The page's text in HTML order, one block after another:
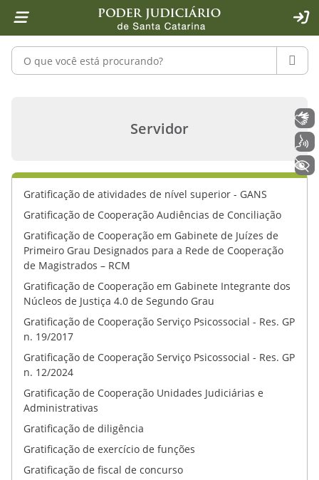
1 Ir para o conteúdo
2 Ir para a ferramenta de acessibilidade - Rybená
4 Ir para o menu principal
5 Ir para a pesquisa
6 Ir para o rodapé
7 Ir para a página inicial
Pesquisar no portal
Gratificação de representação -
Servidor
Gratificação de atividades de nível superior - GANS
Gratificação de Cooperação Audiências de Conciliação
Gratificação de Cooperação em Gabinete de Juízes de
Primeiro Grau Designados para a Rede de Cooperação
de Magistrados – RCM
Gratificação de Cooperação em Gabinete Integrante dos
Núcleos de Justiça 4.0 de Segundo Grau
Gratificação de Cooperação Serviço Psicossocial - Res. GP
n. 19/2017
Gratificação de Cooperação Serviço Psicossocial - Res. GP
n. 12/2024
Gratificação de Cooperação Unidades Judiciárias e
Administrativas
Gratificação de diligência
Gratificação de exercício de funções
Gratificação de fiscal de concurso